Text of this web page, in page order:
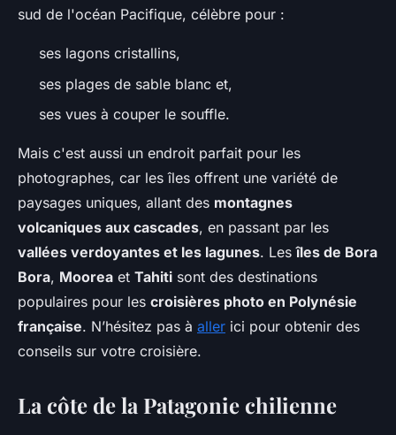
sud de l'océan Pacifique, célèbre pour :
ses lagons cristallins,
ses plages de sable blanc et,
ses vues à couper le souffle.
Mais c'est aussi un endroit parfait pour les
photographes, car les îles offrent une variété de
paysages uniques, allant des montagnes
volcaniques aux cascades, en passant par les
vallées verdoyantes et les lagunes. Lesîles de Bora
Bora, Moorea et Tahiti sont des destinations
populaires pour les croisières photo en Polynésie
française. N’hésitez pas à aller ici pour obtenir des
conseils sur votre croisière.
La côte de la Patagonie chilienne